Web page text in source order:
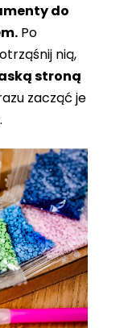
do
Po
nią,
stroną
zacząć je